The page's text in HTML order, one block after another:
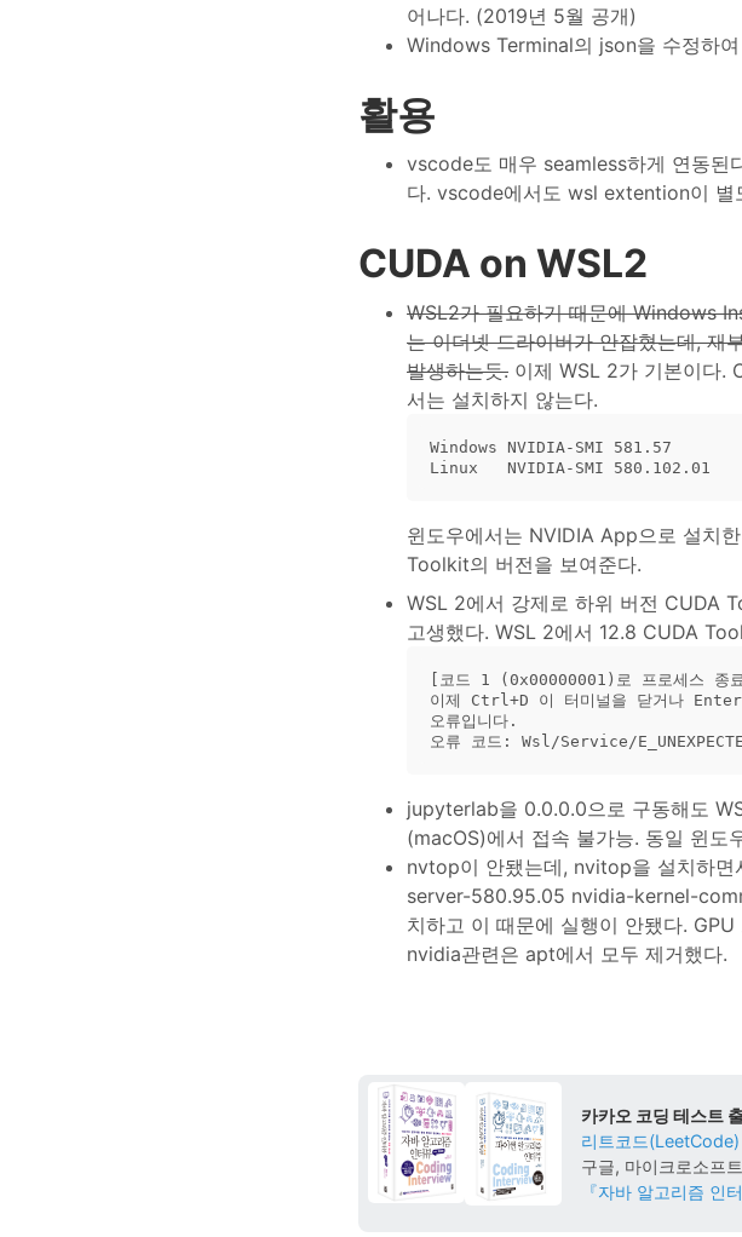
어나다. (2019년 5월 공개)
Windows Terminal의 json을 수정하
활용
vscode도 매우 seamless하게 연동된
다. vscode에서도 wsl extention이 별
CUDA on WSL2
WSL2가 필요하기 때문에 Windows
는 이더넷 드라이버가 안잡혔는데, 재
발생하는듯. 이제 WSL 2가 기본이다.
서는 설치하지 않는다.
Windows NVIDIA-SMI 581.57
윈도우에서는 NVIDIA App으로 설치
Toolkit의 버전을 보여준다.
WSL 2에서 강제로 하위 버전 CUDA
고생했다. WSL 2에서 12.8 CUDA
[코드 1 (0x00000001)로 프로세스 종
이제 Ctrl+D 이 터미널을 닫거나
오류입니다.
jupyterlab을 0.0.0.0으로 구동해도
(macOS)에서 접속 불가능. 동일 윈도
nvtop이 안됐는데, nvitop을 설치하
server-580.95.05 nvidia-kernel-
치하고 이 때문에 실행이 안됐다.
nvidia관련은 apt에서 모두 제거했다.
카카오 코딩 테스트
리트코드(LeetCode)
구글, 마이크로소프
『자바 알고리즘 인터